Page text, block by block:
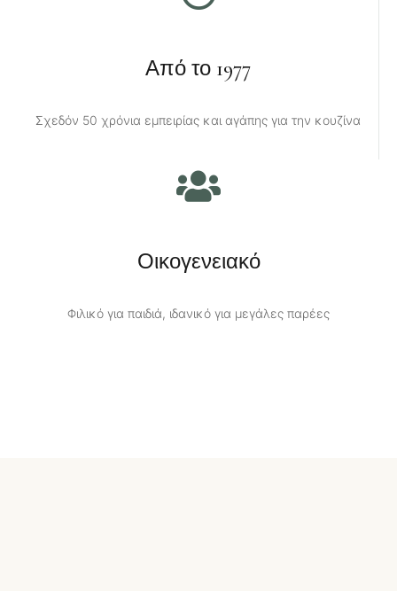
Από το 1977
Σχεδόν 50 χρόνια εμπειρίας και αγάπης για την κουζίνα
Οικογενειακό
Φιλικό για παιδιά, ιδανικό για μεγάλες παρέες